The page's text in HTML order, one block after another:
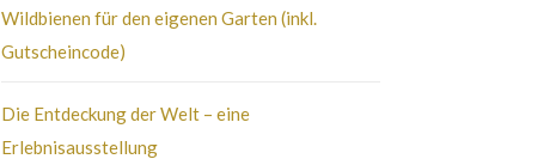
Wildbienen für den eigenen Garten (inkl.
Gutscheincode)
Die Entdeckung der Welt – eine
Erlebnisausstellung